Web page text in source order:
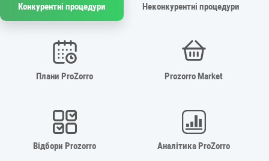
Конкурентні процедури Неконкурентні процедури
Плани ProZorro Prozorro Market
Відбори Prozorro Аналітика ProZorro